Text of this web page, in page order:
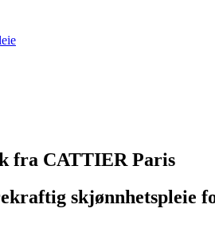
fra CATTIER Paris
skjønnhetspleie